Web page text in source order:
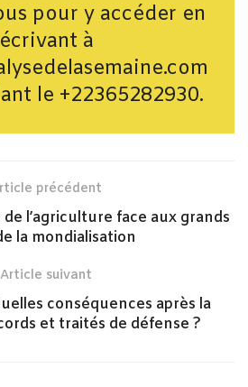
pour y accéder en
écrivant à
le +22365282930.
précédent
l’agriculture face aux grands
la mondialisation
Article suivant
conséquences après la
et traités de défense ?